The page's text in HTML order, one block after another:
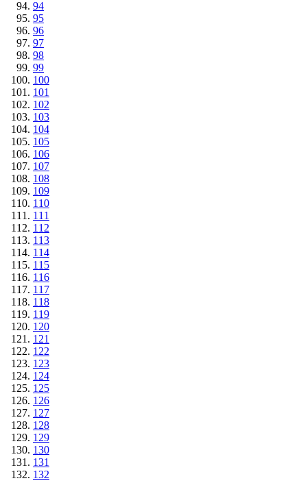
94
95
96
97
98
99
100
101
102
103
104
105
106
107
108
109
110
111
112
113
114
115
116
117
118
119
120
121
122
123
124
125
126
127
128
129
130
131
132